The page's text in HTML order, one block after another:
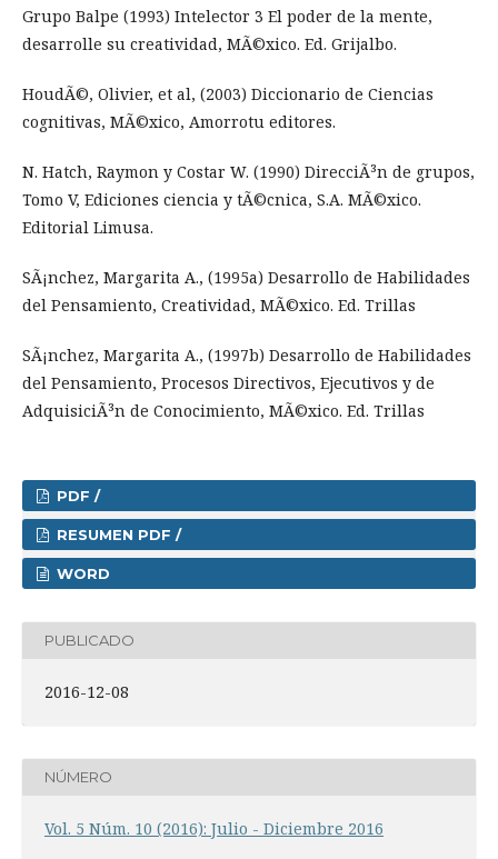
Grupo Balpe (1993) Intelector 3 El poder de la mente,
desarrolle su creatividad, MÃ©xico. Ed. Grijalbo.
HoudÃ©, Olivier, et al, (2003) Diccionario de Ciencias
cognitivas, MÃ©xico, Amorrotu editores.
N. Hatch, Raymon y Costar W. (1990) DirecciÃ³n de grupos,
Tomo V, Ediciones ciencia y tÃ©cnica, S.A. MÃ©xico.
Editorial Limusa.
SÃ¡nchez, Margarita A., (1995a) Desarrollo de Habilidades
del Pensamiento, Creatividad, MÃ©xico. Ed. Trillas
SÃ¡nchez, Margarita A., (1997b) Desarrollo de Habilidades
del Pensamiento, Procesos Directivos, Ejecutivos y de
AdquisiciÃ³n de Conocimiento, MÃ©xico. Ed. Trillas
PDF /
RESUMEN PDF /
WORD
PUBLICADO
2016-12-08
NÚMERO
Vol. 5 Núm. 10 (2016): Julio - Diciembre 2016